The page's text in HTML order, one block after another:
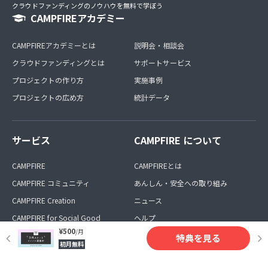
¥500/月
初月無料
特典を見る
クラウドファンディングのノウハウを無料で学ぼう
CAMPFIREアカデミー
CAMPFIREアカデミーとは
クラウドファンディングとは
プロジェクトの作り方
プロジェクトの広め方
説明会・相談会
サポートサービス
実施事例
統計データ
サービス
CAMPFIRE
CAMPFIRE コミュニティ
CAMPFIRE Creation
CAMPFIRE for Social Good
CAMPFIRE for Entertainment
CAMPFIRE について
CAMPFIREとは
あんしん・安全への取り組み
ニュース
ヘルプ
お問い合わせ